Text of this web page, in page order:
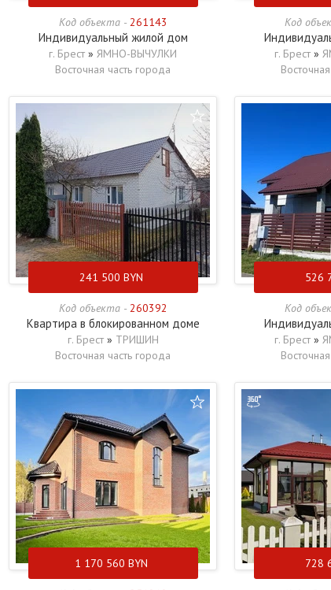
Код объекта - 261143
Индивидуальный жилой дом
г. Брест » ЯМНО-ВЫЧУЛКИ
Восточная часть города
Код
г. Брест »
241 500 BYN
Код объекта - 260392
Квартира в блокированном доме
г. Брест » ТРИШИН
Восточная часть города
526
Код
г. Брест »
1 170 560 BYN 728